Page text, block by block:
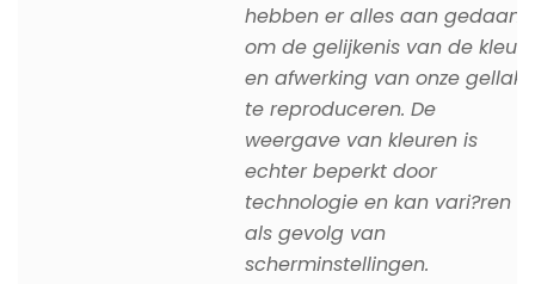
hebben er alles aan gedaan
om de gelijkenis van de kleur
en afwerking van onze gellak
te reproduceren. De
weergave van kleuren is
echter beperkt door
technologie en kan vari?ren
als gevolg van
scherminstellingen.